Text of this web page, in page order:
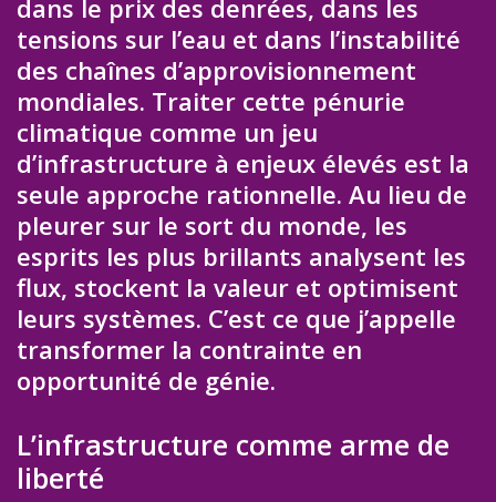
dans le prix des denrées, dans les
tensions sur l’eau et dans l’instabilité
des chaînes d’approvisionnement
mondiales. Traiter cette pénurie
climatique comme un jeu
d’infrastructure à enjeux élevés est la
seule approche rationnelle. Au lieu de
pleurer sur le sort du monde, les
esprits les plus brillants analysent les
flux, stockent la valeur et optimisent
leurs systèmes. C’est ce que j’appelle
transformer la contrainte en
opportunité de génie.
L’infrastructure comme arme de
liberté